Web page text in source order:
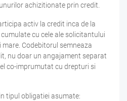
achizitionate prin credit.
activ la credit inca de la
cu cele ale solicitantului
Codebitorul semneaza
nu doar un angajament separat
co-imprumutat cu drepturi si
tipul obligatiei asumate: